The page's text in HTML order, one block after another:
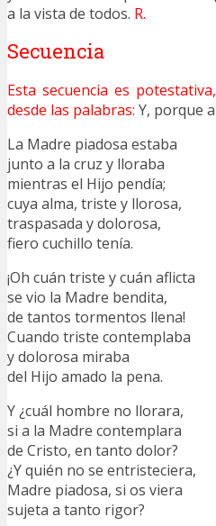
a la vista de todos. R.
Secuencia
Esta secuencia es
desde las palabras: Y, porque
La Madre piadosa estaba
junto a la cruz y lloraba
mientras el Hijo pendía;
cuya alma, triste y llorosa,
traspasada y dolorosa,
fiero cuchillo tenía.
¡Oh cuán triste y cuán aflicta
se vio la Madre bendita,
de tantos tormentos llena!
Cuando triste contemplaba
y dolorosa miraba
del Hijo amado la pena.
Y ¿cuál hombre no llorara,
si a la Madre contemplara
de Cristo, en tanto dolor?
¿Y quién no se entristeciera,
Madre piadosa, si os viera
sujeta a tanto rigor?